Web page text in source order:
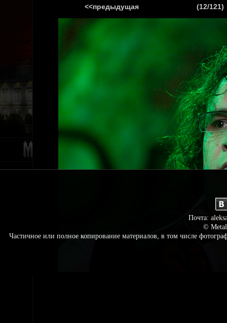
ГЛАВНАЯ
<<предыдущая (12/121)
Почта:
©
Частичное или полное копирование материалов, в том числе